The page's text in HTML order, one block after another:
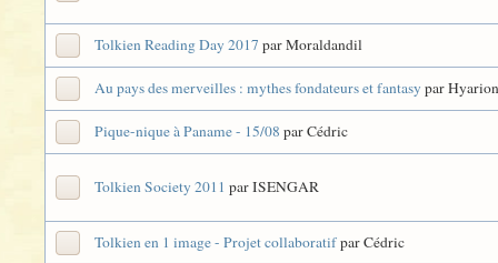
Tolkien Reading Day 2017 par Moraldandil
Au pays des merveilles : mythes fondateurs et fantasy par Hyarion
Pique-nique à Paname - 15/08 par Cédric
Tolkien Society 2011 par ISENGAR
Tolkien en 1 image - Projet collaboratifpar Cédric